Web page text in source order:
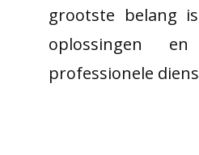
grootste belang
oplossingen
professionele